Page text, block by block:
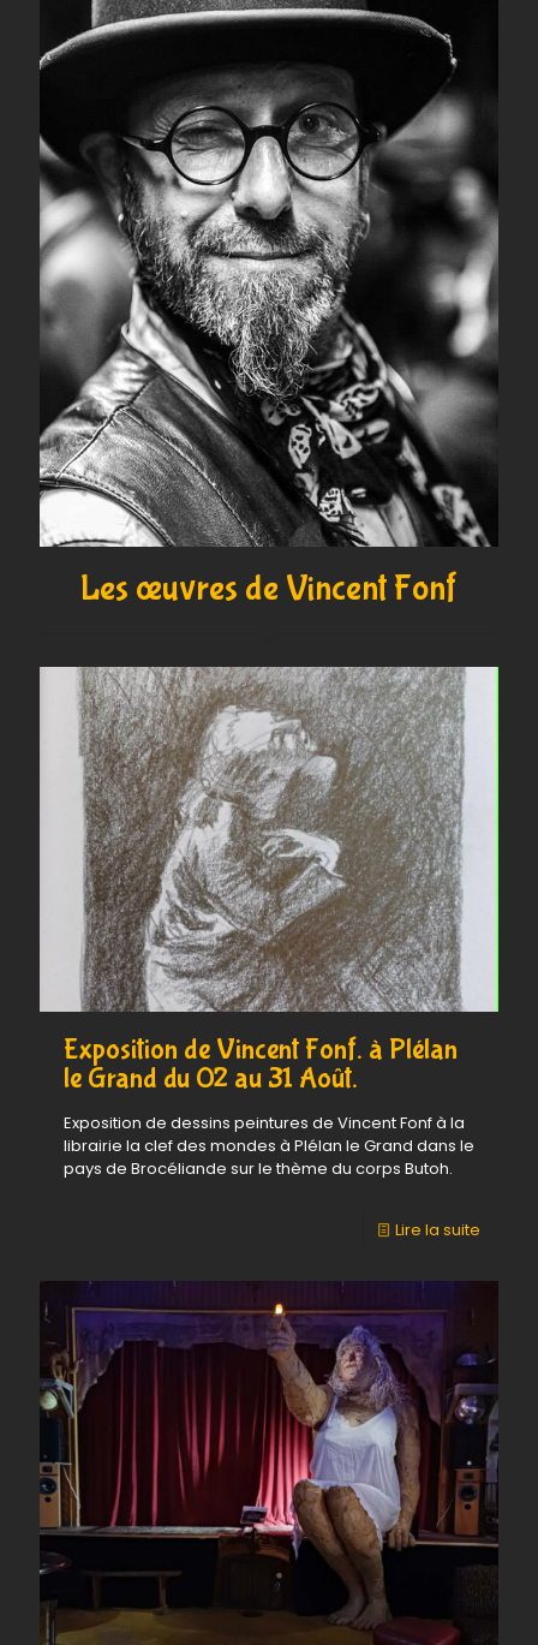
Les œuvres de Vincent Fonf
Exposition de Vincent Fonf. à Plélan
le Grand du 02 au 31 Août.
Exposition de dessins peintures de Vincent Fonf à la
librairie la clef des mondes à Plélan le Grand dans le
pays de Brocéliande sur le thème du corps Butoh.
Lire la suite
à
Plélan
le
Grand
du
02